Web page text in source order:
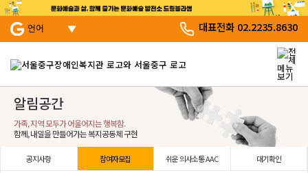
본문 바로 가기
서브 메뉴 바로가기
주 메뉴 바로 가기
언어 대표전화 02.2235.8630
알림공간
가족, 지역 모두가 어울어지는 행복함.
함께, 내일을 만들어가는 복지공동체 구현
공지사항 참여자모집 쉬운 의사소통 AAC 대기확인